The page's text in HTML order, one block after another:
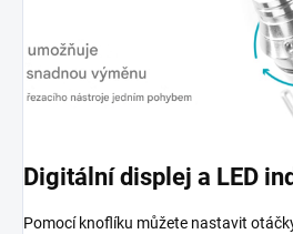
Digitální displej a LED
Pomocí knoflíku můžete nastavit